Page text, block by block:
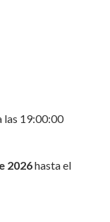
las 19:00:00
2026hasta el